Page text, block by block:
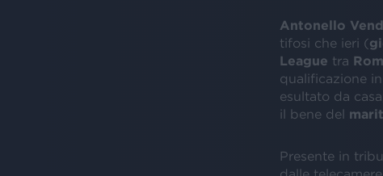
Antonello
tifosi che ieri (
League tra
qualificazione in
esultato da
il bene del
Presente in